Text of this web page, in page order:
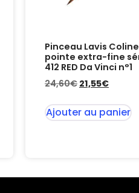
Pinceau Lavis
pointe extra-fine
412 RED Da Vinci n°1
24,60€ 21,55€
Ajouter au panier